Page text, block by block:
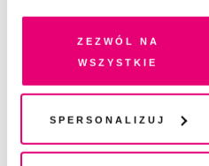
pokrewne, zgadzasz się na
na Twoim urządzeniu
przetwarzanie danych.
chwili wycofać lub ponowić w
plików cookie". Wycofanie
legalność przetwarzania
Zezwól na
wszystkie
Spersonalizuj